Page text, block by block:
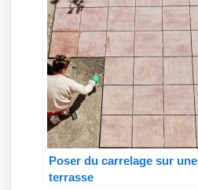
Poser du carrelage sur une
terrasse